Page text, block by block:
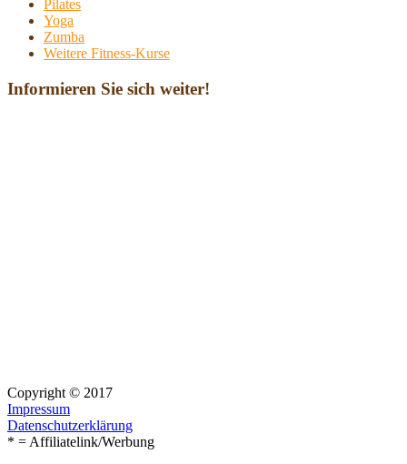
Pilates
Yoga
Zumba
Weitere Fitness-Kurse
Informieren Sie sich weiter!
Copyright © 2017
Impressum
Datenschutzerklärung
* = Affiliatelink/Werbung